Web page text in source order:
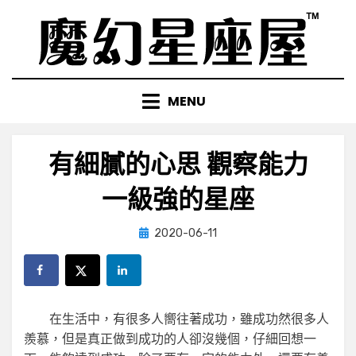
content
MENU
有細膩的心思 觀察能力
一級強的星座
by小編
Posted
2020-06-11
在生活中，有很多人嚮往著成功，雖成功然很多人
羨慕，但是真正做到成功的人卻沒幾個，仔細回想一